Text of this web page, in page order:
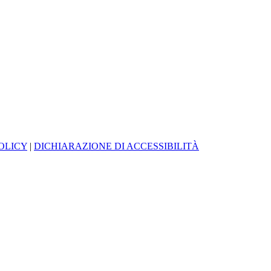
| DICHIARAZIONE DI ACCESSIBILITÀ